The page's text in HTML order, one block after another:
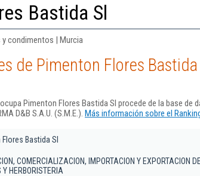
Bastida Sl
condimentos | Murcia
de Pimenton Flores Bastida
Pimenton Flores Bastida Sl procede de la base de
D&B S.A.U. (S.M.E.). Más información sobre el
Bastida Sl
COMERCIALIZACION, IMPORTACION Y EXPORTACION
Y HERBORISTERIA